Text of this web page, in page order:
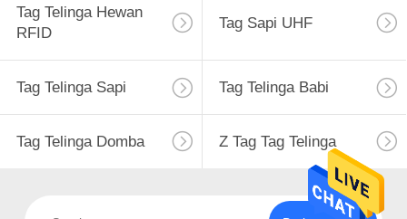
Tag Telinga Hewan
RFID
Tag Sapi UHF
Tag Telinga Sapi Tag Telinga Babi
Tag Telinga Domba Z Tag Tag Telinga